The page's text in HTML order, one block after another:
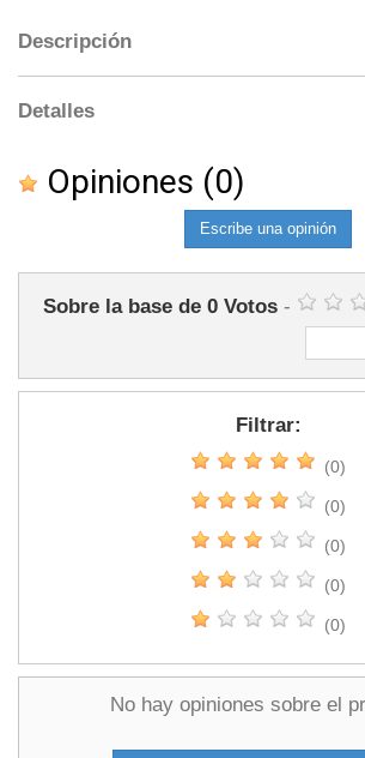
Descripción
Detalles
Opiniones (0)
Escribe una opinión
Sobre la base de 0 Votos -
Filtrar:
(0)
(0)
(0)
(0)
(0)
No hay opiniones sobre el